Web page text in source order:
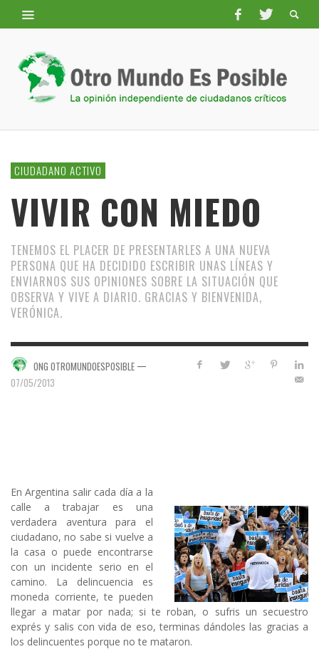
CIUDADANO ACTIVO
VIVIR CON MIEDO
TENEMOS EL PLACER DE PRESENTARLES A UNA NUEVA
PERSONA QUE HA DECIDIDO ESCRIBIR UNAS LÍNEAS Y
ENVIARNOS SUS OPINIONES SOBRE LA SITUACIÓN QUE
OBSERVA Y VIVE A DIARIO. GRACIAS Y BIENVENIDA,
VERÓNICA.
ONG OTROMUNDOESPOSIBLE —
07/05/2013
En Argentina salir cada día a la
calle a trabajar es una
verdadera aventura para el
ciudadano, no sabe si vuelve a
la casa o puede encontrarse
con un incidente serio en el
camino. La delincuencia es
moneda corriente, te pueden
llegar a matar por nada; si te roban, o sufris un secuestro
exprés y salis con vida de eso, terminas dándoles las gracias a
los delincuentes porque no te mataron.